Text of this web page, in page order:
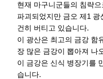
현재 마구니군들의 침략
파괴되었지만 금오 제1
건히 버티고 있습니다.
이 광산은 최고의 금강 함
장 많은 금강이 뽑아져 나
이 금강은 신식 병장기를
습니다.